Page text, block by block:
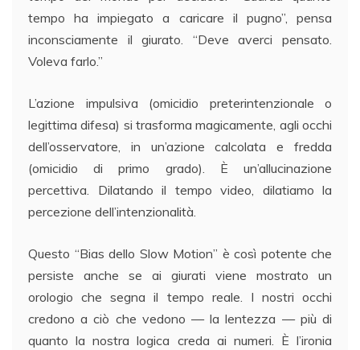
tempo ha impiegato a caricare il pugno”, pensa
inconsciamente il giurato. “Deve averci pensato.
Voleva farlo.”
L’azione impulsiva (omicidio preterintenzionale o
legittima difesa) si trasforma magicamente, agli occhi
dell’osservatore, in un’azione calcolata e fredda
(omicidio di primo grado). È un’allucinazione
percettiva. Dilatando il tempo video, dilatiamo la
percezione dell’intenzionalità.
Questo “Bias dello Slow Motion” è così potente che
persiste anche se ai giurati viene mostrato un
orologio che segna il tempo reale. I nostri occhi
credono a ciò che vedono — la lentezza — più di
quanto la nostra logica creda ai numeri. È l’ironia